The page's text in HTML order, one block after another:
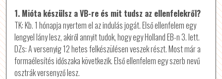
1. Mióta készülsz a VB-re és mit tudsz az ellenfelekről?
TK: Kb. 1 hónapja nyertem el az indulás jogát. Első ellenfelem egy
lengyel lány lesz, akiről annyit tudok, hogy egy Holland EB-n 3. lett.
DZs: A versenyig 12 hetes felkészülésen veszek részt. Most már a
formaélesítés időszaka következik. Első ellenfelem egy szerb nevű
osztrák versenyző lesz.